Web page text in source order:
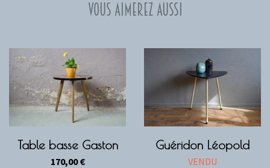
Vous aimerez aussi
Table basse Gaston
170,00€
Guéridon Léopold
VENDU